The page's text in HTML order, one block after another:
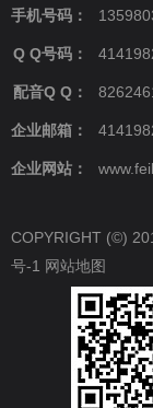
手机号码：
Q Q号码：
配音Q Q：
企业邮箱：
企业网站：
COPYRIGHT (©)
号-1 网站地图